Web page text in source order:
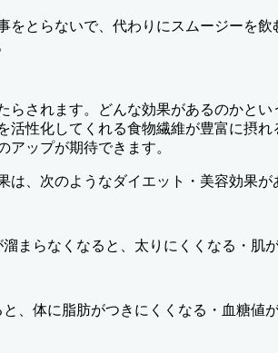
をとらないで、代わりにスムージーを
らされます。どんな効果があるのかと
活性化してくれる食物繊維が豊富に摂
ップが期待できます。
、次のようなダイエット・美容効果が
まらなくなると、太りにくくなる・肌
、体に脂肪がつきにくくなる・血糖値